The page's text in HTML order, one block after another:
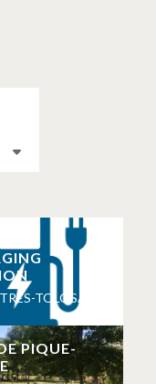
U
TOLOSANE
PIQUE-